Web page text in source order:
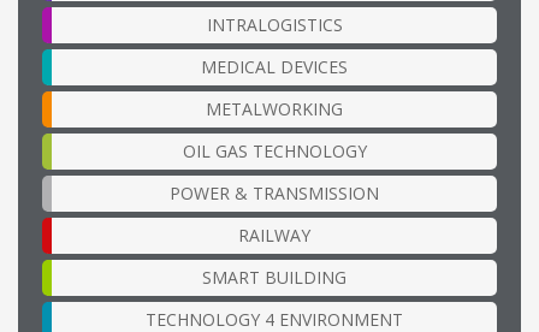
INTRALOGISTICS
MEDICAL DEVICES
METALWORKING
OIL GAS TECHNOLOGY
POWER & TRANSMISSION
RAILWAY
SMART BUILDING
TECHNOLOGY 4 ENVIRONMENT